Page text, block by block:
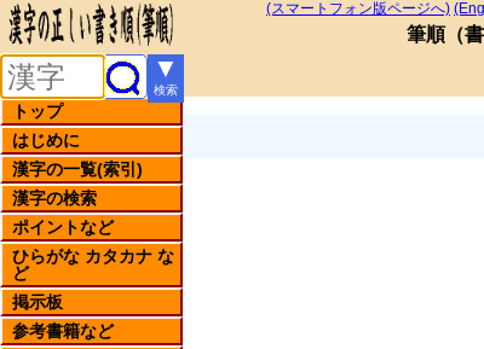
(スマートフォン版ページへ)
筆順（
▼
検索
トップ
はじめに
漢字の一覧(索引)
漢字の検索
ポイントなど
ひらがな カタカナ な
ど
掲示板
参考書籍など